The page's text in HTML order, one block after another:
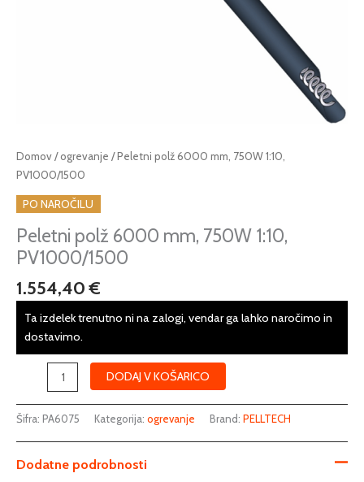
Domov/ogrevanje / Peletni polž 6000 mm, 750W 1:10,
PV1000/1500
PO NAROČILU
Peletni polž 6000 mm, 750W 1:10,
PV1000/1500
1.554,40€
Ta izdelek trenutno ni na zalogi, vendar ga lahko naročimo in
dostavimo.
Peletni
polž
6000
mm,
750W
1:10,
PV1000/1500
količina
DODAJ V KOŠARICO
Šifra: PA6075 Kategorija: ogrevanje Brand: PELLTECH
Dodatne podrobnosti